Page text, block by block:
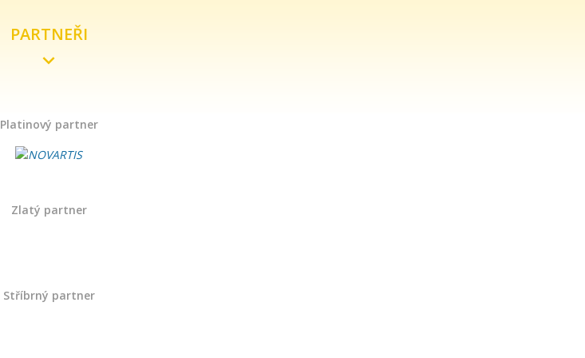
PARTNEŘI
Platinový partner
Zlatý partner
Stříbrný partner